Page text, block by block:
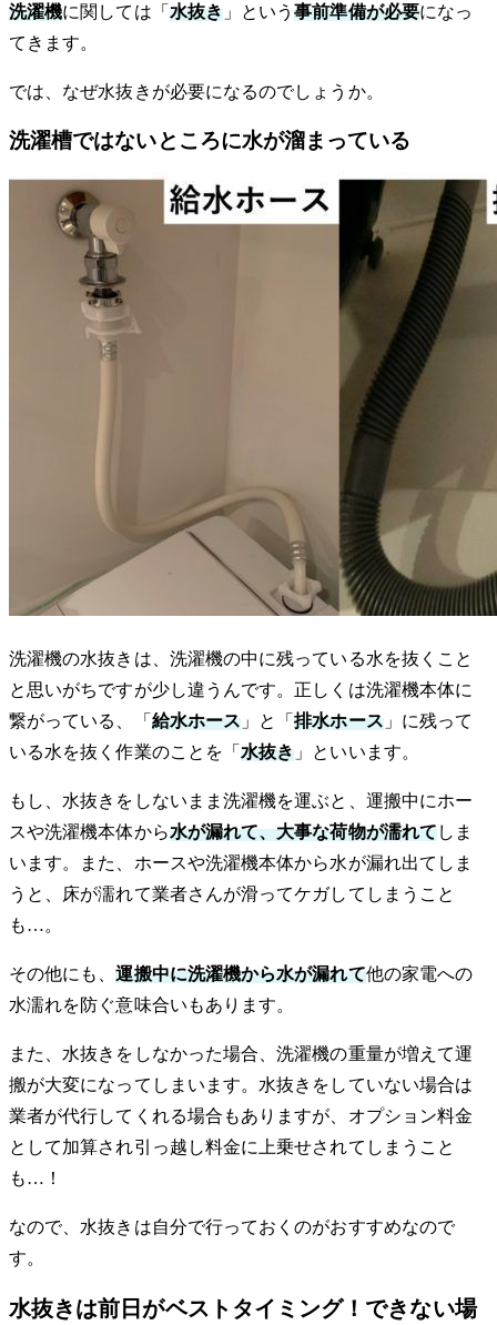
洗濯機に関しては「 水抜き」という事前準備が必要になっ
てきます。
では、なぜ水抜きが必要になるのでしょうか。
洗濯槽ではないところに水が溜まっている
洗濯機の水抜きは、洗濯機の中に残っている水を抜くこと
と思いがちですが少し違うんです。正しくは洗濯機本体に
繋がっている、「 給水ホース 」と「排水ホース」に残って
いる水を抜く作業のことを「水抜き 」といいます。
もし、水抜きをしないまま洗濯機を運ぶと、運搬中にホー
スや洗濯機本体から水が漏れて、大事な荷物が濡れてしま
います。また、ホースや洗濯機本体から水が漏れ出てしま
うと、床が濡れて業者さんが滑ってケガしてしまうこと
も…。
その他にも、運搬中に洗濯機から水が漏れて他の家電への
水濡れを防ぐ意味合いもあります。
また、水抜きをしなかった場合、洗濯機の重量が増えて運
搬が大変になってしまいます。水抜きをしていない場合は
業者が代行してくれる場合もありますが、オプション料金
として加算され引っ越し料金に上乗せされてしまうこと
も…！
なので、水抜きは自分で行っておくのがおすすめなので
す。
水抜きは前日がベストタイミング！できない場